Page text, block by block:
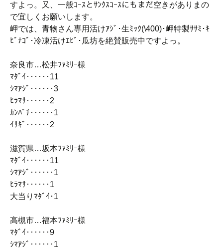
すよっ。又、一般ｺｰｽとｻﾝｸｽｺｰｽにもまだ空きがありまの
で宜しくお願いします。
岬では、青物さん専用活けｱｼﾞ･生ﾐｯｸ(\400)･岬特製ｻｻﾐ･ｷ
ﾋﾞﾅｺﾞ･冷凍活けｴﾋﾞ･瓜坊を絶賛販売中ですよっ。
奈良市…松井ﾌｧﾐﾘｰ様
ﾏﾀﾞｲ‥‥‥11
ｼﾏｱｼﾞ‥‥‥3
ﾋﾗﾏｻ‥‥‥2
ｶﾝﾊﾟﾁ‥‥‥1
ｲｻｷﾞ‥‥‥2
滋賀県…坂本ﾌｧﾐﾘｰ様
ﾏﾀﾞｲ‥‥‥11
ｼﾏｱｼﾞ‥‥‥1
ﾋﾗﾏｻ‥‥‥1
大当りﾏﾀﾞｲ･1
高槻市…福本ﾌｧﾐﾘｰ様
ﾏﾀﾞｲ‥‥‥9
ｼﾏｱｼﾞ‥‥‥1